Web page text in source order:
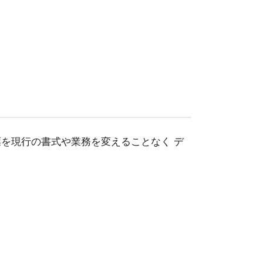
現行の書式や業務を変えることなく デ